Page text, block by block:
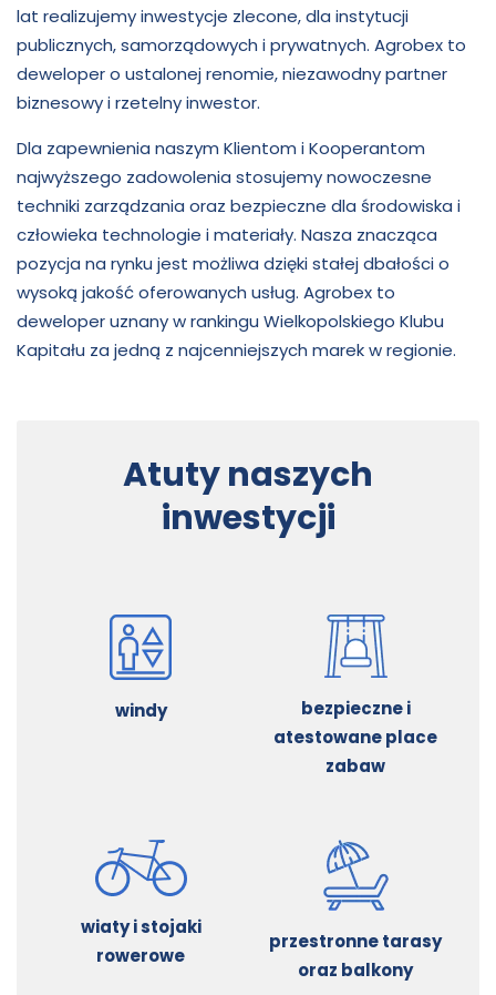
lat realizujemy inwestycje zlecone, dla instytucji
publicznych, samorządowych i prywatnych. Agrobex to
deweloper o ustalonej renomie, niezawodny partner
biznesowy i rzetelny inwestor.
Dla zapewnienia naszym Klientom i Kooperantom
najwyższego zadowolenia stosujemy nowoczesne
techniki zarządzania oraz bezpieczne dla środowiska i
człowieka technologie i materiały. Nasza znacząca
pozycja na rynku jest możliwa dzięki stałej dbałości o
wysoką jakość oferowanych usług. Agrobex to
deweloper uznany w rankingu Wielkopolskiego Klubu
Kapitału za jedną z najcenniejszych marek w regionie.
Atuty naszych
inwestycji
windy
bezpieczne i
atestowane place
zabaw
wiaty i stojaki
rowerowe
przestronne tarasy
oraz balkony